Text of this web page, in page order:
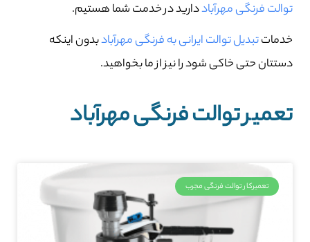
توالت فرنگی مهرآباددارید در خدمت شما هستیم.
خدماتتبدیل توالت ایرانی به فرنگی مهرآبادبدون اینکه
دستتان حتی خاکی شود را نیز از ما بخواهید.
تعمیر توالت فرنگی مهرآباد
تعمیرکار توالت فرنگی مجرب